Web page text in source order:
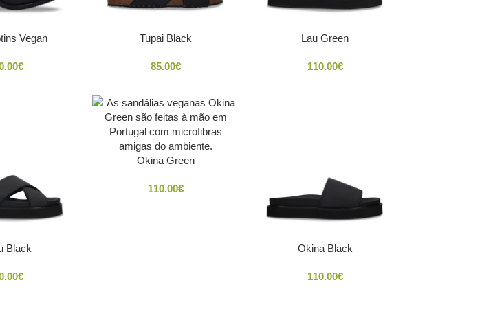
Vegan
€
Tupai Black
85.00€
Lau Green
110.00€
Black
€
Okina Green
110.00€
Okina Black
110.00€